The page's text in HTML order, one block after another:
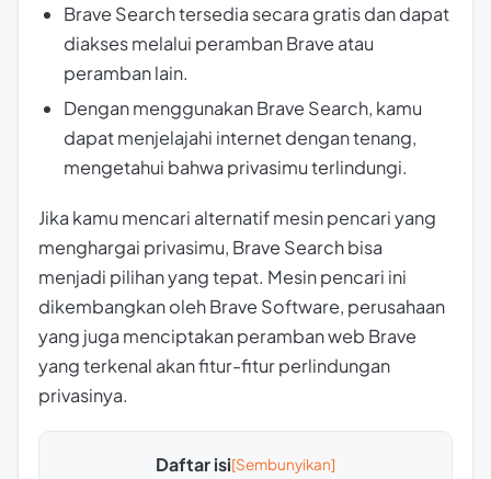
Brave Search tersedia secara gratis dan dapat
diakses melalui peramban Brave atau
peramban lain.
Dengan menggunakan Brave Search, kamu
dapat menjelajahi internet dengan tenang,
mengetahui bahwa privasimu terlindungi.
Jika kamu mencari alternatif mesin pencari yang
menghargai privasimu, Brave Search bisa
menjadi pilihan yang tepat. Mesin pencari ini
dikembangkan oleh Brave Software, perusahaan
yang juga menciptakan peramban web Brave
yang terkenal akan fitur-fitur perlindungan
privasinya.
Daftar isi